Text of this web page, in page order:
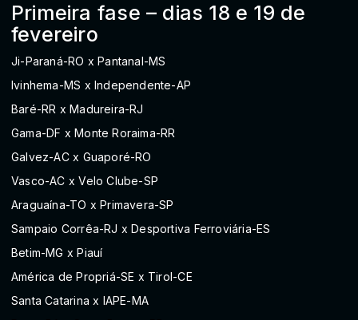
Primeira fase – dias 18 e 19 de
fevereiro
Ji-Paraná-RO x Pantanal-MS
Ivinhema-MS x Independente-AP
Baré-RR x Madureira-RJ
Gama-DF x Monte Roraima-RR
Galvez-AC x Guaporé-RO
Vasco-AC x Velo Clube-SP
Araguaína-TO x Primavera-SP
Sampaio Corrêa-RJ x Desportiva Ferroviária-ES
Betim-MG x Piauí
América de Propriá-SE x Tirol-CE
Santa Catarina x IAPE-MA